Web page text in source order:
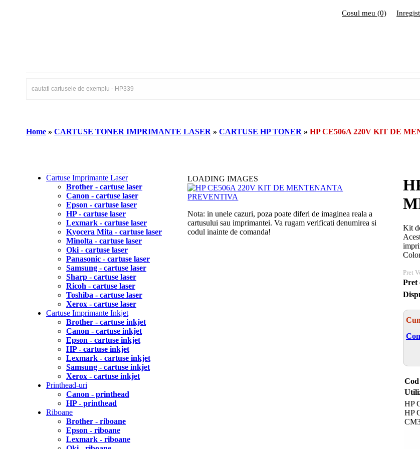
Cosul meu (0)
Home » CARTUSE TONER IMPRIMANTE LASER » CARTUSE HP TONER » HP CE506A 220V KIT DE
Cartuse Imprimante Laser
Brother - cartuse laser
Canon - cartuse laser
Epson - cartuse laser
HP - cartuse laser
Lexmark - cartuse laser
Kyocera Mita - cartuse laser
Minolta - cartuse laser
Oki - cartuse laser
Panasonic - cartuse laser
Samsung - cartuse laser
Sharp - cartuse laser
Ricoh - cartuse laser
Toshiba - cartuse laser
Xerox - cartuse laser
Cartuse Imprimante Inkjet
Brother - cartuse inkjet
Canon - cartuse inkjet
Epson - cartuse inkjet
HP - cartuse inkjet
Lexmark - cartuse inkjet
Samsung - cartuse inkjet
Xerox - cartuse inkjet
Printhead-uri
Canon - printhead
HP - printhead
Riboane
Brother - riboane
Epson - riboane
Lexmark - riboane
LOADING IMAGES
Nota: in unele cazuri, poza poate diferi de imaginea reala a
cartusului sau imprimantei. Va rugam verificati denumirea si
codul inainte de comanda!
Kit
Pret
Pret
Cod
HP
HP